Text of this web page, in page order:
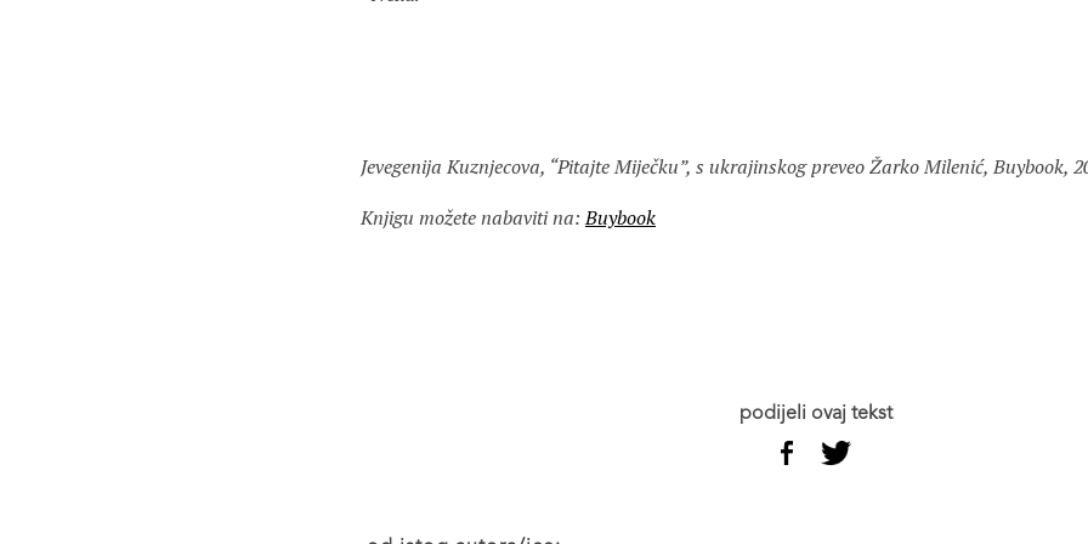
Jevegenija Kuznjecova, “Pitajte Miječku”, s ukrajinskog preveo Žarko Milenić, Buybook,
Knjigu možete nabaviti na:Buybook
podijeli ovaj tekst